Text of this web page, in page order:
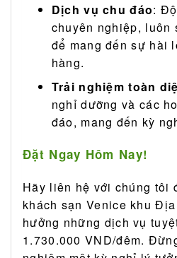
Dịch vụ chu đáo:
chuyên nghiệp, luôn
để mang đến sự hài
hàng.
Trải nghiệm toàn
nghỉ dưỡng và các
đáo, mang đến kỳ
Đặt Ngay Hôm Nay!
Hãy liên hệ với chúng tôi
khách sạn Venice khu
hưởng những dịch vụ
1.730.000 VND/đêm.